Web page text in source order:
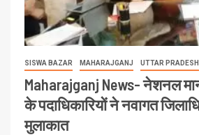
SISWA BAZAR MAHARAJGANJ UTTAR PRADESH
Maharajganj News- नेशनल
के पदाधिकारियों ने नवागत
मुलाकात